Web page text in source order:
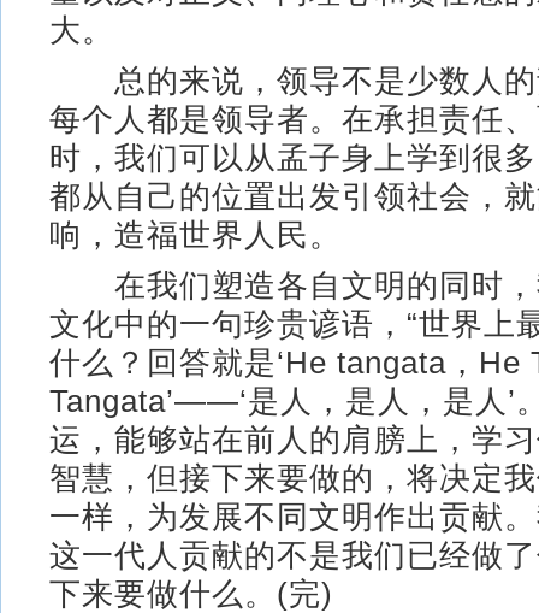
大。
总的来说，领导不是少数人的
每个人都是领导者。在承担责任
时，我们可以从孟子身上学到很
都从自己的位置出发引领社会，
响，造福世界人民。
在我们塑造各自文明的同时，
文化中的一句珍贵谚语，“世界上
什么？回答就是‘He tangata，He
Tangata’——‘是人，是人，是人’
运，能够站在前人的肩膀上，学
智慧，但接下来要做的，将决定
一样，为发展不同文明作出贡献
这一代人贡献的不是我们已经做
下来要做什么。(完)